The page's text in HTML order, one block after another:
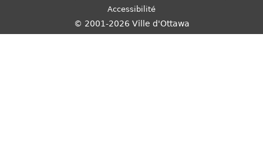
Accessibilité
© 2001-2026 Ville d'Ottawa